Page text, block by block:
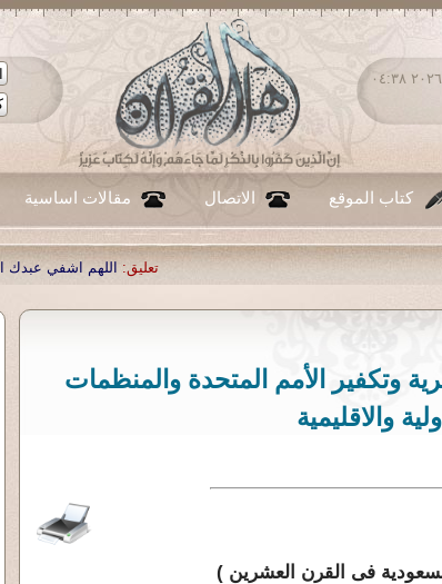
السبت ٠٨ - أغسطس - ٢٠٢٦ ٠٤:٣٨
كتاب الموقع الاتصال مقالات اساسية
اللهم اشفي عبدك احمد صبحي منصور| تعليق:
وتكفير الأمم المتحدة والمنظمات
والاقليمية
فى القرن العشرين )